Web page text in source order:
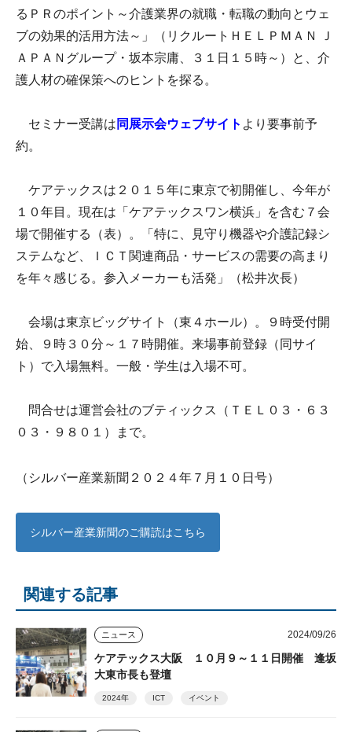
るＰＲのポイント～介護業界の就職・転職の動向とウェ
ブの効果的活用方法～」（リクルートＨＥＬＰＭＡＮ Ｊ
ＡＰＡＮグループ・坂本宗庸、３１日１５時～）と、介
護人材の確保策へのヒントを探る。
セミナー受講は 同展示会ウェブサイト より要事前予
約。
ケアテックスは２０１５年に東京で初開催し、今年が
１０年目。現在は「ケアテックスワン横浜」を含む７会
場で開催する（表）。「特に、見守り機器や介護記録シ
ステムなど、ＩＣＴ関連商品・サービスの需要の高まり
を年々感じる。参入メーカーも活発」（松井次長）
会場は東京ビッグサイト（東４ホール）。９時受付開
始、９時３０分～１７時開催。来場事前登録（同サイ
ト）で入場無料。一般・学生は入場不可。
問合せは運営会社のブティックス（ＴＥＬ０３・６３
０３・９８０１）まで。
（シルバー産業新聞２０２４年７月１０日号）
シルバー産業新聞のご購読はこちら
関連する記事
ニュース 2024/09/26
ケアテックス大阪 １０月９～１１日開催 逢坂
大東市長も登壇
2024年 ICT イベント